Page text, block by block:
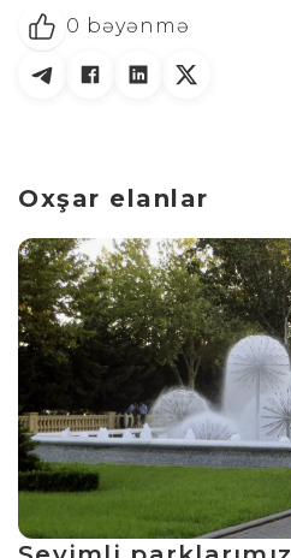
0 bəyənmə
Oxşar elanlar